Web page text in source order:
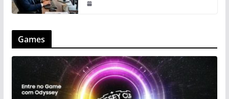
Games